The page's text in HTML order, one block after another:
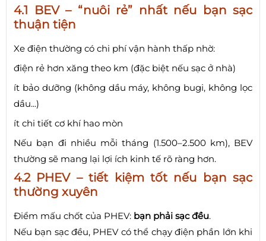
4.1 BEV – “nuôi rẻ” nhất nếu bạn sạc
thuận tiện
Xe điện thường có chi phí vận hành thấp nhờ:
điện rẻ hơn xăng theo km (đặc biệt nếu sạc ở nhà)
ít bảo dưỡng (không dầu máy, không bugi, không lọc
dầu...)
ít chi tiết cơ khí hao mòn
Nếu bạn đi nhiều mỗi tháng (1.500–2.500 km), BEV
thường sẽ mang lại lợi ích kinh tế rõ ràng hơn.
4.2 PHEV – tiết kiệm tốt nếu bạn sạc
thường xuyên
Điểm mấu chốt của PHEV: bạn phải sạc đều.
Nếu bạn sạc đều, PHEV có thể chạy điện phần lớn khi